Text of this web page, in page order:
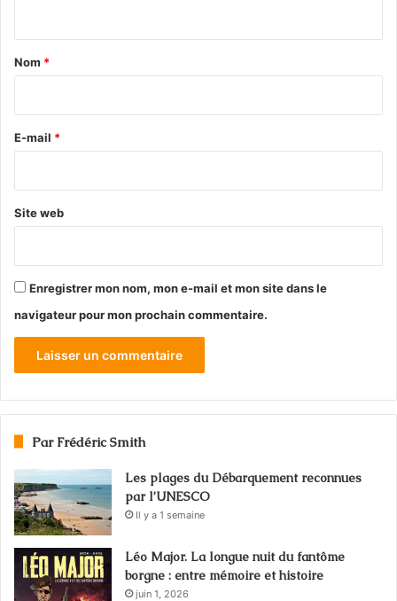
a
e
Nom *
E-mail *
Site web
Enregistrer mon nom, mon e-mail et mon site dans le
navigateur pour mon prochain commentaire.
Par Frédéric Smith
Les plages du Débarquement reconnues
par l’UNESCO
Il y a 1 semaine
Léo Major. La longue nuit du fantôme
borgne : entre mémoire et histoire
juin 1, 2026